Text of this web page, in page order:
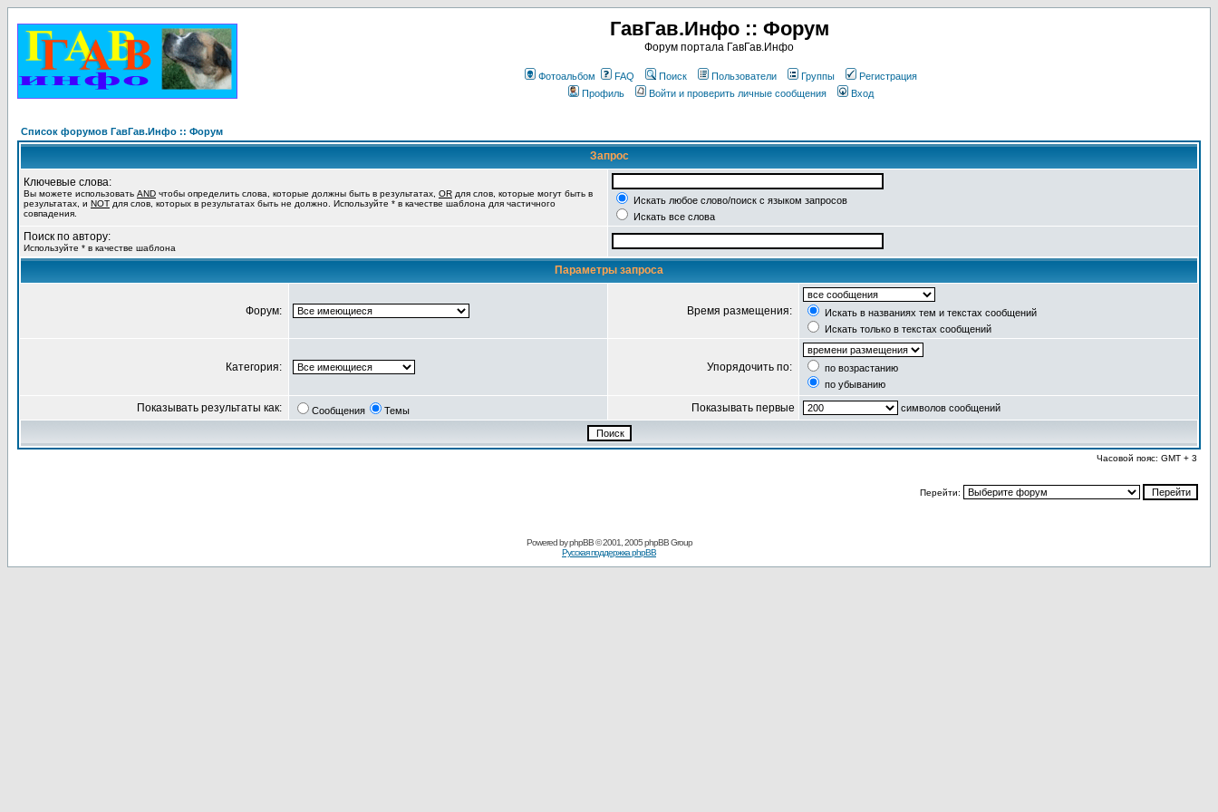
ГавГав.Инфо :: Форум
Форум портала ГавГав.Инфо
Фотоальбом FAQ Поиск Пользователи Группы
Регистрация
Профиль
Войти и проверить личные сообщения Вход
Список форумов ГавГав.Инфо :: Форум
Запрос
Ключевые слова:
Вы можете использовать AND чтобы определить слова, которые должны быть в результатах, OR для слов, которые могут быть в
результатах, и NOT для слов, которых в результатах быть не должно. Используйте * в качестве шаблона для частичного
совпадения.
Искать любое слово/поиск с языком запросов
Искать все слова
Поиск по автору:
Используйте * в качестве шаблона
Параметры запроса
Форум: Время размещения:
Искать в названиях тем и текстах сообщений
Искать только в текстах сообщений
Категория: Упорядочить по:
по возрастанию
по убыванию
Показывать результаты как: Сообщения Темы Показывать первые символов сообщений
Часовой пояс: GMT + 3
Перейти:
Powered byphpBB© 2001, 2005 phpBB Group
Русская поддержка phpBB